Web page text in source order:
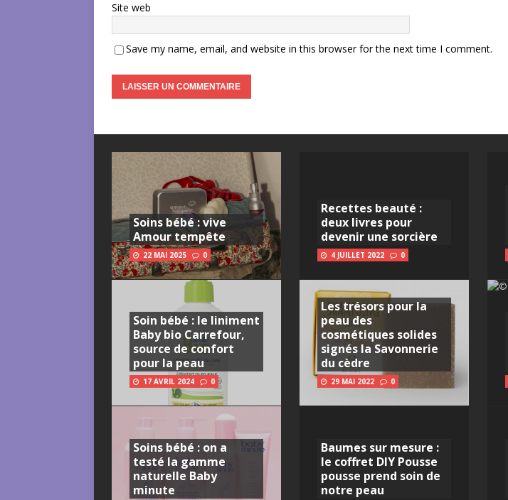
Site web
Save my name, email, and website in this browser for the next time I comment.
Soins bébé : vive
Amour tempête
22 MAI 2025 0
Soin bébé : le liniment
Baby bio Carrefour,
source de confort
pour la peau
17 AVRIL 2024 0
Soins bébé : on a
testé la gamme
naturelle Baby
minute
Recettes beauté :
deux livres pour
devenir une sorcière
4 JUILLET 2022 0
Les trésors pour la
peau des
cosmétiques solides
signés la Savonnerie
du cèdre
29 MAI 2022 0
Baumes sur mesure :
le coffret DIY Pousse
pousse prend soin de
notre peau